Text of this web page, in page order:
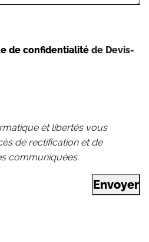
de confidentialité de Devis-
et libertés vous
de rectification et de
communiquées.
Envoyer